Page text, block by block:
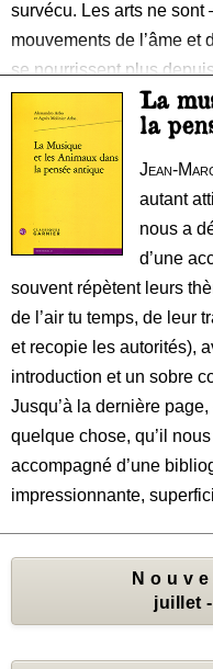
survécu. Les arts ne
mouvements de l’âme et
se nourrissent plus
chrétiennes qui les ont
médiévale. Ils jouent à
La
la
Jean-
autant
nous a
d’une
souvent répètent leurs
de l’air tu temps, de leur
et recopie les autorités),
introduction et un sobre
Jusqu’à la dernière
quelque chose, qu’il
accompagné d’une
impressionnante,
N o u v
juillet